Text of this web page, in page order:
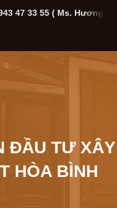
47 33 55 ( Ms. Hương
ĐẦU TƯ XÂY
HÒA BÌNH